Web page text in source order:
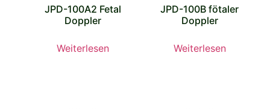
JPD-100A2 Fetal
Doppler
Weiterlesen
JPD-100B fötaler
Doppler
Weiterlesen